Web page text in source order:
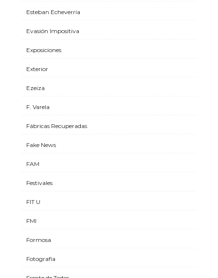
Esteban Echeverría
Evasión Impositiva
Exposiciones
Exterior
Ezeiza
F. Varela
Fábricas Recuperadas
Fake News
FAM
Festivales
FIT U
FMI
Formosa
Fotografía